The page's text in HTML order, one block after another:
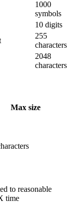
1000
symbols
10 digits
255
characters
2048
characters
Max size
to reasonable
time